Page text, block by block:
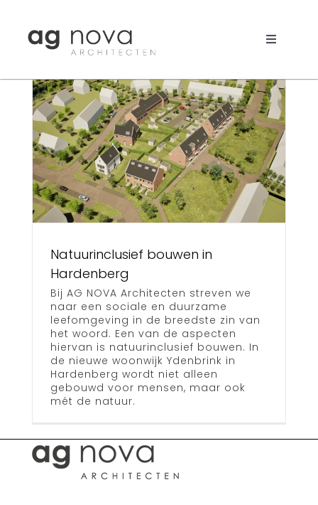
content
Toggle
Werk
Nieuws
Aanpak
Bureau
Search
Natuurinclusief bouwen in
Hardenberg
Bij AG NOVA Architecten streven we
naar een sociale en duurzame
leefomgeving in de breedste zin van
het woord. Een van de aspecten
hiervan is natuurinclusief bouwen. In
de nieuwe woonwijk Ydenbrink in
Hardenberg wordt niet alleen
gebouwd voor mensen, maar ook
mét de natuur.